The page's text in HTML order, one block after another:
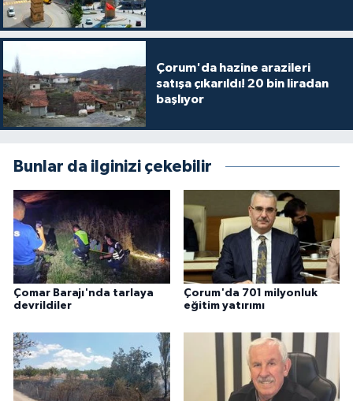
Çorum'da hazine arazileri
satışa çıkarıldı! 20 bin liradan
başlıyor
Bunlar da ilginizi çekebilir
Çomar Barajı'nda tarlaya
devrildiler
Çorum'da 701 milyonluk
eğitim yatırımı